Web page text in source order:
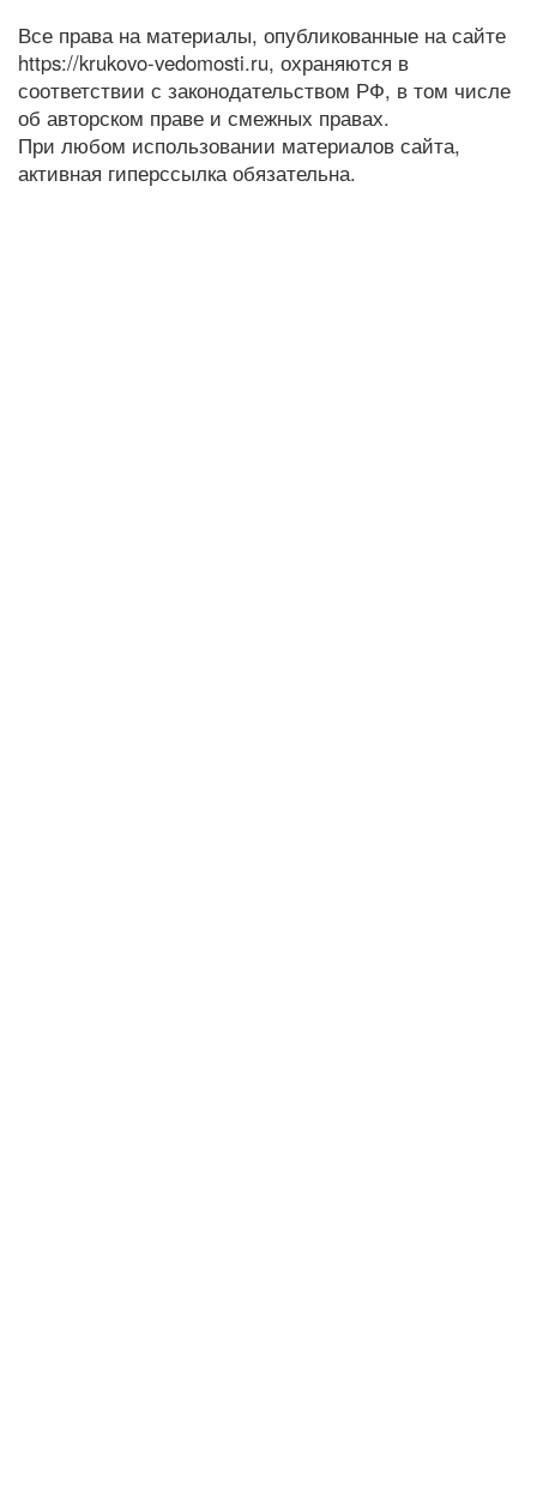
Все права на материалы, опубликованные на сайте
https://krukovo-vedomosti.ru, охраняются в
соответствии с законодательством РФ, в том числе
об авторском праве и смежных правах.
При любом использовании материалов сайта,
активная гиперссылка обязательна.